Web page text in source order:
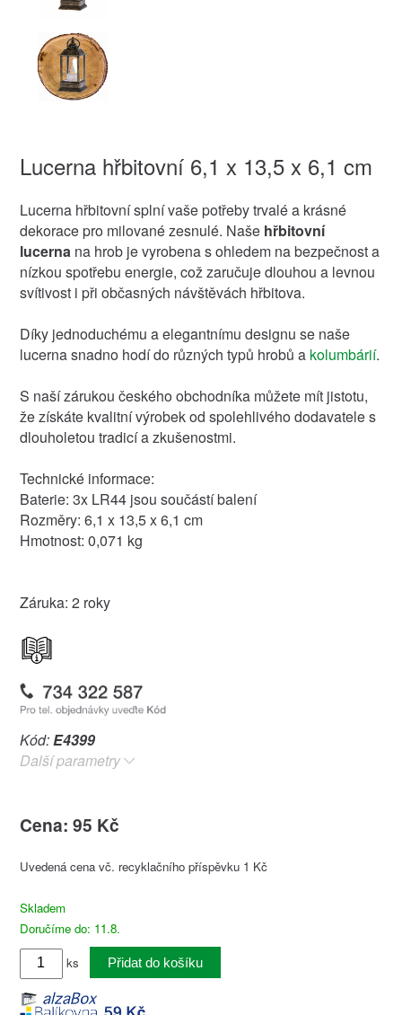
Lucerna hřbitovní 6,1 x 13,5 x 6,1 cm
Lucerna hřbitovní splní vaše potřeby trvalé a krásné
dekorace pro milované zesnulé. Naše hřbitovní
lucernana hrob je vyrobena s ohledem na bezpečnost a
nízkou spotřebu energie, což zaručuje dlouhou a levnou
svítivost i při občasných návštěvách hřbitova.
Díky jednoduchému a elegantnímu designu se naše
lucerna snadno hodí do různých typů hrobů a kolumbárií.
S naší zárukou českého obchodníka můžete mít jistotu,
že získáte kvalitní výrobek od spolehlivého dodavatele s
dlouholetou tradicí a zkušenostmi.
Technické informace:
Baterie: 3x LR44 jsou součástí balení
Rozměry: 6,1 x 13,5 x 6,1 cm
Hmotnost: 0,071 kg
Záruka: 2 roky
Kód:E4399
Další parametry
Cena: 95 Kč
Uvedená cena vč. recyklačního příspěvku 1 Kč
Skladem
Doručíme do: 11.8.
ks
Přidat do košíku